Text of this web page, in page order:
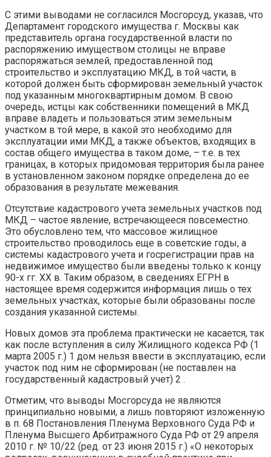
С этими выводами не согласился Мосгорсуд, указав, что
Департамент городского имущества г. Москвы как
представитель органа государственной власти по
распоряжению имуществом столицы не вправе
распоряжаться землей, предоставленной под
строительство и эксплуатацию МКД, в той части, в
которой должен быть сформирован земельный участок
под указанным многоквартирным домом. В свою
очередь, истцы как собственники помещений в МКД
вправе владеть и пользоваться этим земельным
участком в той мере, в какой это необходимо для
эксплуатации ими МКД, а также объектов, входящих в
состав общего имущества в таком доме, – т.е. в тех
границах, в которых придомовая территория была ранее
в установленном законом порядке определена до ее
образования в результате межевания.
Отсутствие кадастрового учета земельных участков под
МКД – частое явление, встречающееся повсеместно.
Это обусловлено тем, что массовое жилищное
строительство проводилось еще в советские годы, а
системы кадастрового учета и госрегистрации прав на
недвижимое имущество были введены только к концу
90-х гг. ХХ в. Таким образом, в сведениях ЕГРН в
настоящее время содержится информация лишь о тех
земельных участках, которые были образованы после
создания указанной системы.
Новых домов эта проблема практически не касается, так
как после вступления в силу Жилищного кодекса РФ (1
марта 2005 г.) 1 дом нельзя ввести в эксплуатацию, если
участок под ним не сформирован (не поставлен на
государственный кадастровый учет) 2 .
Отметим, что выводы Мосгорсуда не являются
принципиально новыми, а лишь повторяют изложенную
в п. 68 Постановления Пленума Верховного Суда РФ и
Пленума Высшего Арбитражного Суда РФ от 29 апреля
2010 г. № 10/22 (ред. от 23 июня 2015 г.) «О некоторых